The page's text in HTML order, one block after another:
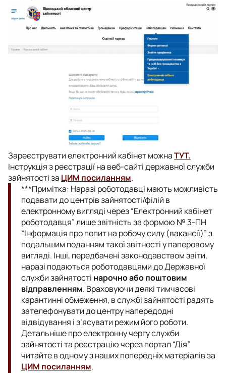
Зареєструвати електронний кабінет можнаТУТ.
Інструкція з реєстрації на веб-сайті державної служби
зайнятості за ЦИМ посиланням.
***Примітка: Наразі роботодавці мають можливість
подавати до центрів зайнятості/філій в
електронному вигляді через “Електронний кабінет
роботодавця” лише звітність за формою № 3-ПН
“Інформація про попит на робочу силу (вакансії)” з
подальшим поданням такої звітності у паперовому
вигляді. Інші, передбачені законодавством звіти,
наразі подаються роботодавцями до Державної
служби зайнятості нарочно або поштовим
відправленням. Враховуючи деякі тимчасові
карантинні обмеження, в службі зайнятості радять
зателефонувати до центру напередодні
відвідування і з’ясувати режим його роботи.
Детальніше про електронну чергу служби
зайнятості та реєстрацію через портал “Дія”
читайте в одному з наших попередніх матеріалів за
ЦИМ посиланням.